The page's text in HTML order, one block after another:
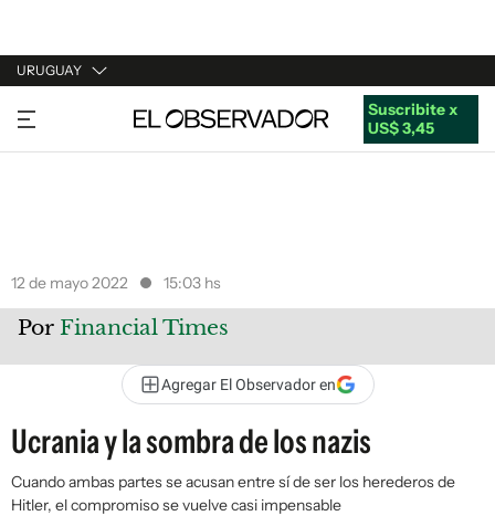
URUGUAY
URUGUAY
ARGENTINA
Suscribite x
US$ 3,45
12 de mayo 2022 15:03 hs
Por Financial Times
Agregar El Observador en
Ucrania y la sombra de los nazis
Cuando ambas partes se acusan entre sí de ser los herederos de
Hitler, el compromiso se vuelve casi impensable